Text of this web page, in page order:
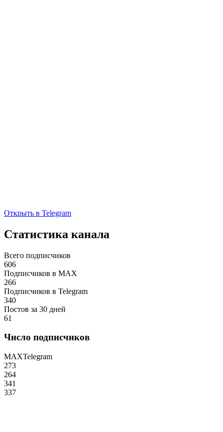
Открыть в Telegram
Статистика канала
Всего подписчиков
606
Подписчиков в MAX
266
Подписчиков в Telegram
340
Постов за 30 дней
61
Число подписчиков
MAXTelegram
273
264
341
337